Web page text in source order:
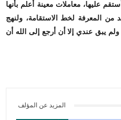
عليها، معاملات معينة أعلم بأنها
المعرفة لخط الاستقامة، ولنهج
يبق عندي إلا أن أرجع إلى الله أن
المزيد عن المؤلف